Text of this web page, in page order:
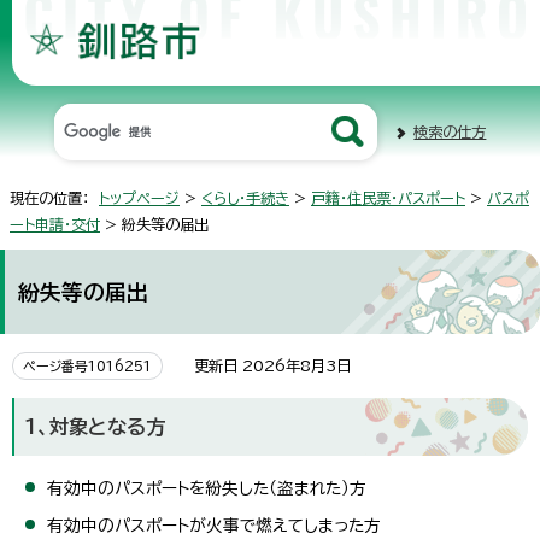
検索の仕方
現在の位置： トップページ > くらし・手続き > 戸籍・住民票・パスポート > パスポ
ート申請・交付 > 紛失等の届出
紛失等の届出
ページ番号1016251 更新日 2026年8月3日
1、対象となる方
有効中のパスポートを紛失した（盗まれた）方
有効中のパスポートが火事で燃えてしまった方